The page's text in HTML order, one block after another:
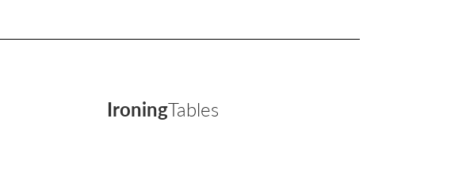
IroningTables